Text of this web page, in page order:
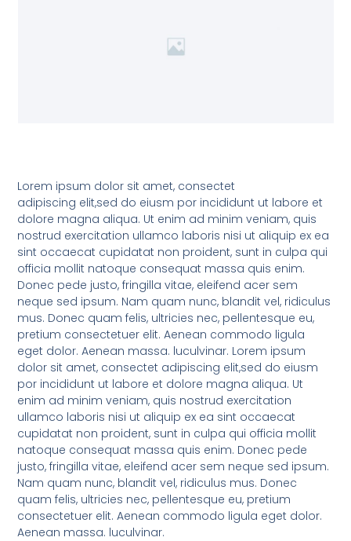
Lorem ipsum dolor sit amet, consectet
adipiscing elit,sed do eiusm por incididunt ut labore et
dolore magna aliqua. Ut enim ad minim veniam, quis
nostrud exercitation ullamco laboris nisi ut aliquip ex ea
sint occaecat cupidatat non proident, sunt in culpa qui
officia mollit natoque consequat massa quis enim.
Donec pede justo, fringilla vitae, eleifend acer sem
neque sed ipsum. Nam quam nunc, blandit vel, ridiculus
mus. Donec quam felis, ultricies nec, pellentesque eu,
pretium consectetuer elit. Aenean commodo ligula
eget dolor. Aenean massa. luculvinar. Lorem ipsum
dolor sit amet, consectet adipiscing elit,sed do eiusm
por incididunt ut labore et dolore magna aliqua. Ut
enim ad minim veniam, quis nostrud exercitation
ullamco laboris nisi ut aliquip ex ea sint occaecat
cupidatat non proident, sunt in culpa qui officia mollit
natoque consequat massa quis enim. Donec pede
justo, fringilla vitae, eleifend acer sem neque sed ipsum.
Nam quam nunc, blandit vel, ridiculus mus. Donec
quam felis, ultricies nec, pellentesque eu, pretium
consectetuer elit. Aenean commodo ligula eget dolor.
Aenean massa. luculvinar.